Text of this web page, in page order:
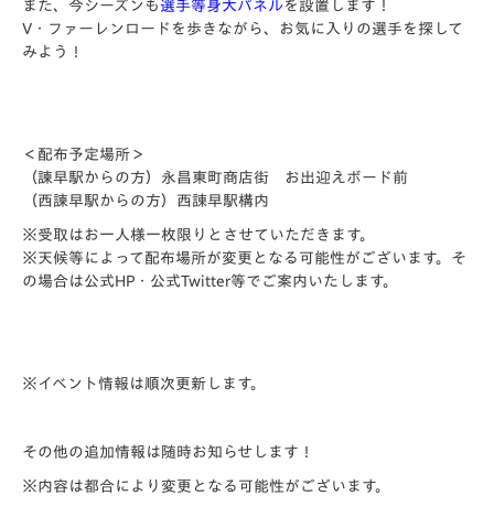
また、今シーズンも選手等身大パネル を設置します！
V・ファーレンロードを歩きながら、お気に入りの選手を探して
みよう！
＜配布予定場所＞
（諫早駅からの方）永昌東町商店街 お出迎えボード前
（西諫早駅からの方）西諌早駅構内
※受取はお一人様一枚限りとさせていただきます。
※天候等によって配布場所が変更となる可能性がございます。そ
の場合は公式HP・公式Twitter等でご案内いたします。
※イベント情報は順次更新します。
その他の追加情報は随時お知らせします！
※内容は都合により変更となる可能性がございます。